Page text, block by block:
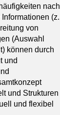
nach
(z.
von
(Auswahl
können durch
und
und Strukturen
und flexibel